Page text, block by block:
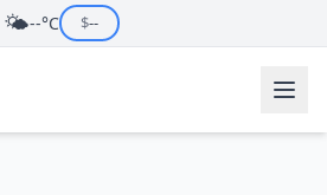
🌤️--°C $--